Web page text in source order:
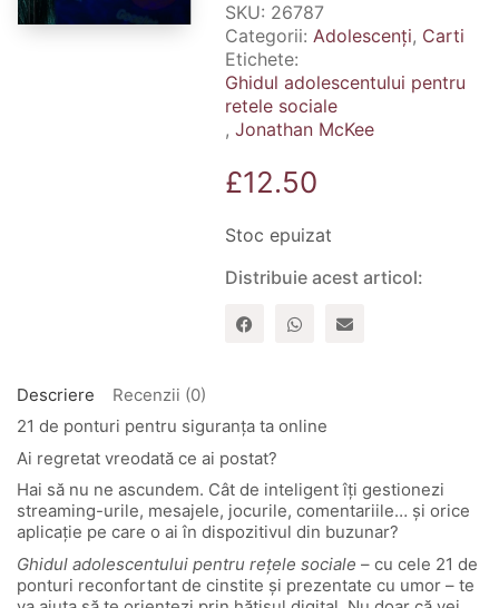
SKU: 26787
Categorii: Adolescenți, Carti
Etichete:
Ghidul adolescentului pentru
retele sociale
, Jonathan McKee
£12.50
Stoc epuizat
Distribuie acest articol:
Descriere
Recenzii (0)
21 de ponturi pentru siguranța ta online
Ai regretat vreodată ce ai postat?
Hai să nu ne ascundem. Cât de inteligent îți gestionezi
streaming-urile, mesajele, jocurile, comentariile… și orice
aplicație pe care o ai în dispozitivul din buzunar?
Ghidul adolescentului pentru rețele sociale – cu cele 21 de
ponturi reconfortant de cinstite și prezentate cu umor – te